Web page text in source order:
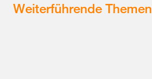
Weiterführende Themen